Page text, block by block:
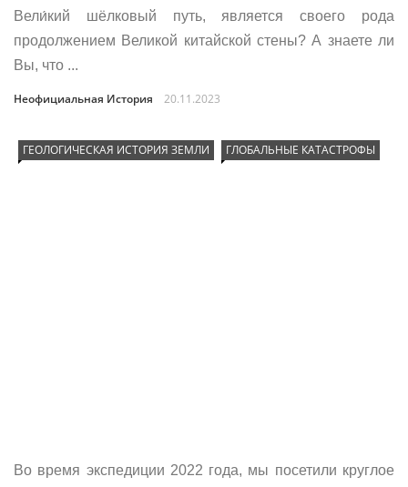
Вели́кий шёлковый путь, является своего рода
продолжением Великой китайской стены? А знаете ли
Вы, что ...
Неофициальная История 20.11.2023
ГЕОЛОГИЧЕСКАЯ ИСТОРИЯ ЗЕМЛИ ГЛОБАЛЬНЫЕ КАТАСТРОФЫ
Во время экспедиции 2022 года, мы посетили круглое